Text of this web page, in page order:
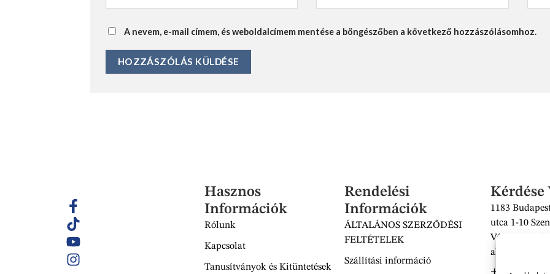
A nevem, e-mail címem, és weboldalcímem mentése a böngészőben a következő hozzászólásomhoz.
Hasznos
Információk
Rólunk
Kapcsolat
Tanusítványok és Kitüntetések
Rendelési
Információk
ÁLTALÁNOS SZERZŐDÉSI
FELTÉTELEK
Szállítási információ
Kérdése
1183
utca 1-10
Vásárcsarnok
alatt
+36 30 938